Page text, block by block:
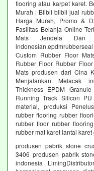
flooring atau karpet karet.
Murah | Blibli blibli jual
Harga Murah, Promo &
Fasilitas Belanja Online
Mats Jendela
Custom Rubber Floor
Rubber Floor Rubber
Mats produsen dari Cina
Menjalankan Melacak
Thickness EPDM
Running Track Silicon
material, produksi
rubber flooring rubber
rubber floor rubber
rubber mat karet lantai
produsen pabrik stone
3406 produsen pabrik
indonesia